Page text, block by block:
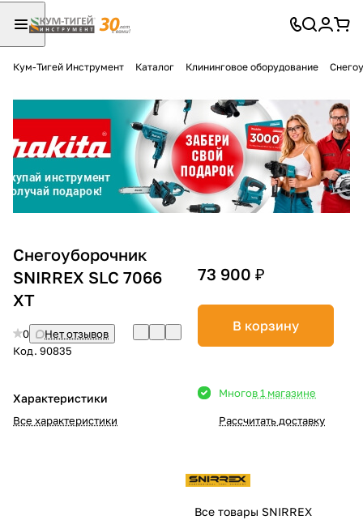
Кум-Тигей Инструмент Каталог Клининговое оборудование
Снегоуборочник
SNIRREX SLC 7066
XT
0
Нет отзывов
Код. 90835
Характеристики
Все характеристики
73 900 ₽
В корзину
Многов 1 магазине
Рассчитать доставку
Все товары SNIRREX
Разбейте
оплатуна части
без переплат
График платежей
Сегодня
в корзину
% картой любого банка